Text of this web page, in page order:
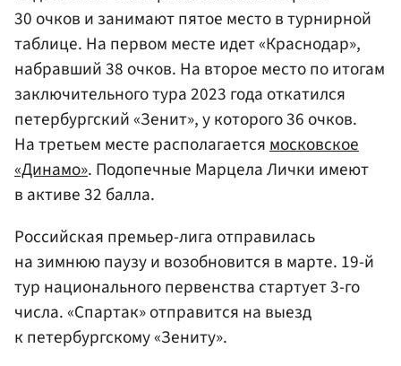
30 очков и занимают пятое место в турнирной
таблице. На первом месте идет «Краснодар»,
набравший 38 очков. На второе место по итогам
заключительного тура 2023 года откатился
петербургский «Зенит», у которого 36 очков.
На третьем месте располагаетсямосковское
«Динамо». Подопечные Марцела Лички имеют
в активе 32 балла.
Российская премьер-лига отправилась
на зимнюю паузу и возобновится в марте. 19-й
тур национального первенства стартует 3-го
числа. «Спартак» отправится на выезд
к петербургскому «Зениту».